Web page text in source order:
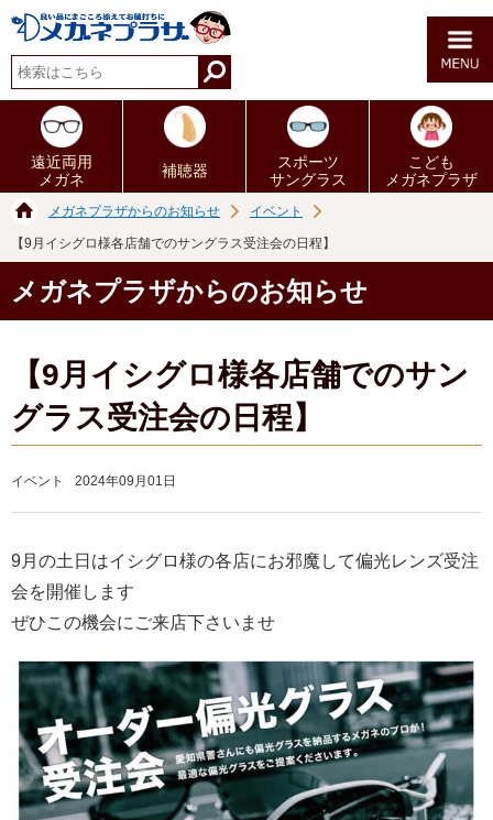
遠近両用
メガネ
補聴器
スポーツ
サングラス
こども
メガネプラザ
メガネプラザからのお知らせ イベント
【9月イシグロ様各店舗でのサングラス受注会の日程】
メガネプラザからのお知らせ
【9月イシグロ様各店舗でのサン
グラス受注会の日程】
イベント 2024年09月01日
9月の土日はイシグロ様の各店にお邪魔して偏光レンズ受注
会を開催します
ぜひこの機会にご来店下さいませ